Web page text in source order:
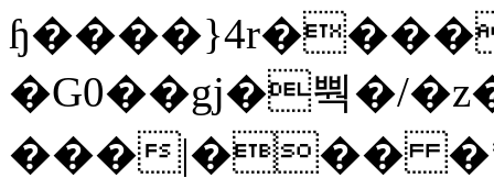
�G0��gj�뿩�/
���|���